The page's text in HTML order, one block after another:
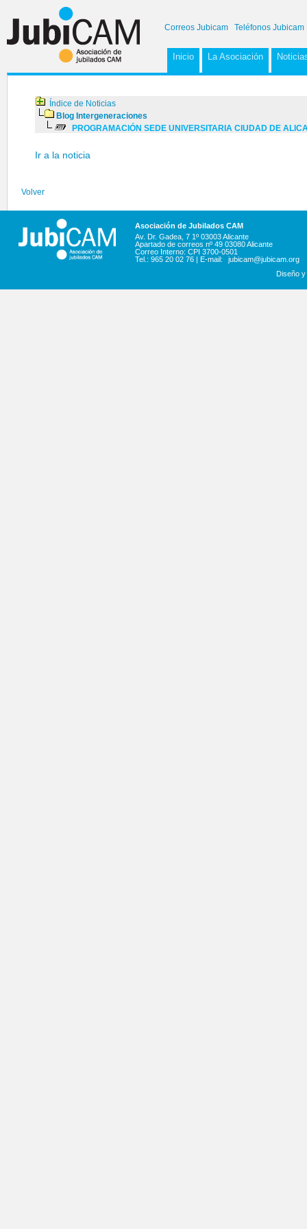
Correos Jubicam Teléfonos Jubicam
Inicio La Asociación
Índice de Noticias
Blog Intergeneraciones
PROGRAMACIÓN SEDE UNIVERSITARIA CIUDAD DE
Ir a la noticia
Volver
Asociación de Jubilados CAM
Av. Dr. Gadea, 7 1º 03003 Alicante
Apartado de correos nº 49 03080 Alicante
Correo Interno: CPI 3700-0501
Tel.: 965 20 02 76 | E-mail:
jubicam@jubicam.org
Diseño